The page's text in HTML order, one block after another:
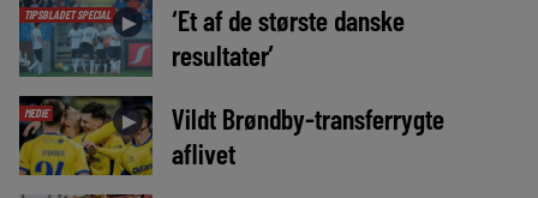
TIPSBLADET SPECIAL ►
‘Et af de største danske
resultater’
MEDIE ►
Vildt Brøndby-transferrygte
aflivet